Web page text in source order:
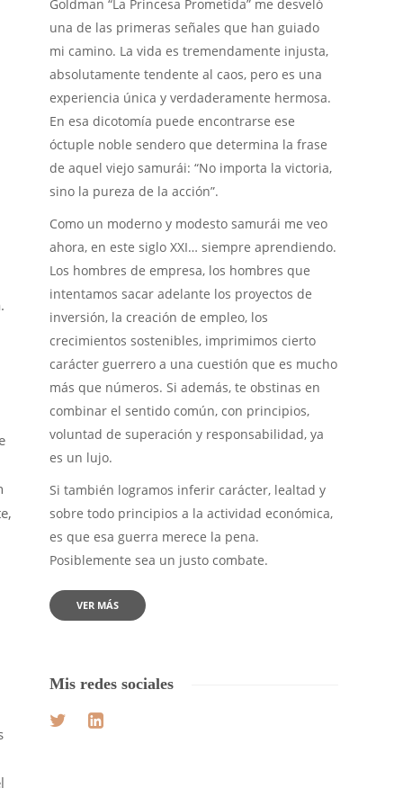
Goldman “La Princesa Prometida” me desveló
una de las primeras señales que han guiado
mi camino. La vida es tremendamente injusta,
absolutamente tendente al caos, pero es una
experiencia única y verdaderamente hermosa.
En esa dicotomía puede encontrarse ese
óctuple noble sendero que determina la frase
de aquel viejo samurái: “No importa la victoria,
sino la pureza de la acción”.
Como un moderno y modesto samurái me veo
ahora, en este siglo XXI… siempre aprendiendo.
Los hombres de empresa, los hombres que
intentamos sacar adelante los proyectos de
inversión, la creación de empleo, los
crecimientos sostenibles, imprimimos cierto
carácter guerrero a una cuestión que es mucho
más que números. Si además, te obstinas en
combinar el sentido común, con principios,
voluntad de superación y responsabilidad, ya
es un lujo.
Si también logramos inferir carácter, lealtad y
sobre todo principios a la actividad económica,
es que esa guerra merece la pena.
Posiblemente sea un justo combate.
VER MÁS
Mis redes sociales